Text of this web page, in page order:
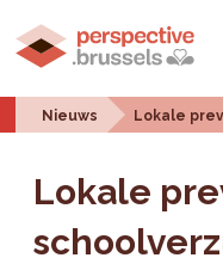
Nieuws Lokale
Lokale